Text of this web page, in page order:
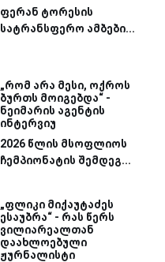
ფერან ტორესის
სატრანსფერო ამბები...
„რომ არა მესი, ოქროს
ბურთს მოიგებდა“ -
ნეიმარის აგენტის
ინტერვიუ
2026 წლის მსოფლიოს
ჩემპიონატის შემდეგ...
„ფლიკი მიქაუტაძეს
ესაუბრა“ - რას წერს
ვილიარეალთან
დაახლოებული
ჟურნალისტი